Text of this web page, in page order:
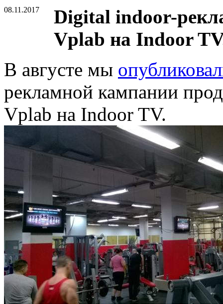
08.11.2017
Digital indoor-
Vplab на Indoor
В августе мы
рекламной кампании
Vplab на Indoor TV.